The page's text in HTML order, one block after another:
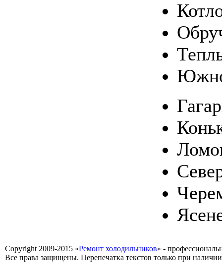
Copyright 2009-2015 «Ремонт холодильников» -
Все права защищены. Перепечатка текстов только при